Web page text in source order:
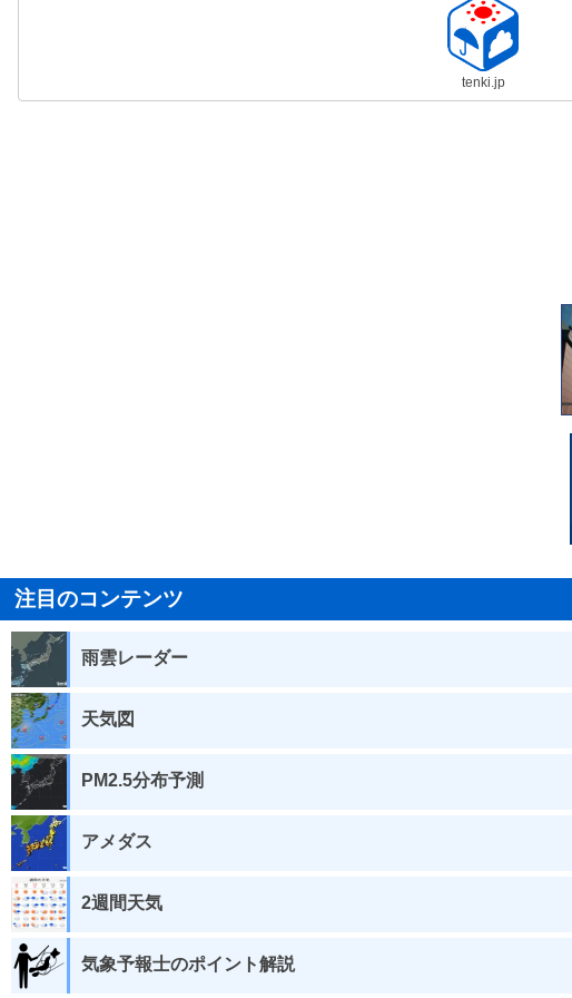
tenki.jp
注目のコンテンツ
雨雲レーダー
天気図
PM2.5分布予測
アメダス
2週間天気
気象予報士のポイント解説